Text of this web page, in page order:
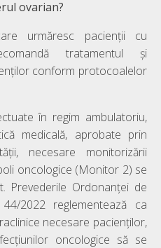
ovarian?
urmăresc pacienții cu
tratamentul și
conform protocoalelor
în regim ambulatoriu,
medicală, aprobate prin
necesare monitorizării
oncologice (Monitor 2) se
Prevederile Ordonanței de
2022 reglementează ca
necesare pacienţilor,
oncologice să se